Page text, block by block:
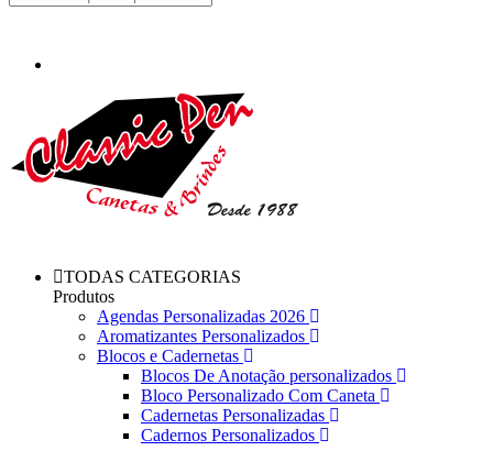
TODAS CATEGORIAS
Produtos
Agendas Personalizadas 2026
Aromatizantes Personalizados
Blocos e Cadernetas
Blocos De Anotação personalizados
Bloco Personalizado Com Caneta
Cadernetas Personalizadas
Cadernos Personalizados